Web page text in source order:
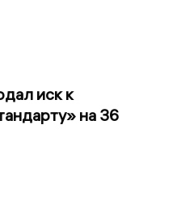
иск к
на 36